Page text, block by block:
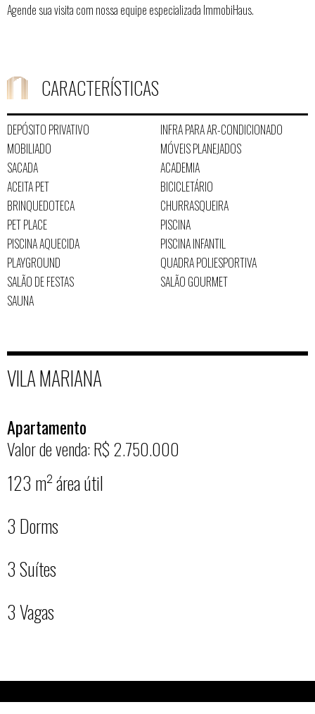
Agende sua visita com nossa equipe especializada ImmobiHaus.
CARACTERÍSTICAS
DEPÓSITO PRIVATIVO
INFRA PARA AR-CONDICIONADO
MOBILIADO
MÓVEIS PLANEJADOS
SACADA
ACADEMIA
ACEITA PET
BICICLETÁRIO
BRINQUEDOTECA
CHURRASQUEIRA
PET PLACE
PISCINA
PISCINA AQUECIDA
PISCINA INFANTIL
PLAYGROUND
QUADRA POLIESPORTIVA
SALÃO DE FESTAS
SALÃO GOURMET
SAUNA
VILA MARIANA
Apartamento
Valor de venda: R$ 2.750.000
123 m² área útil
3 Dorms
3 Suítes
3 Vagas